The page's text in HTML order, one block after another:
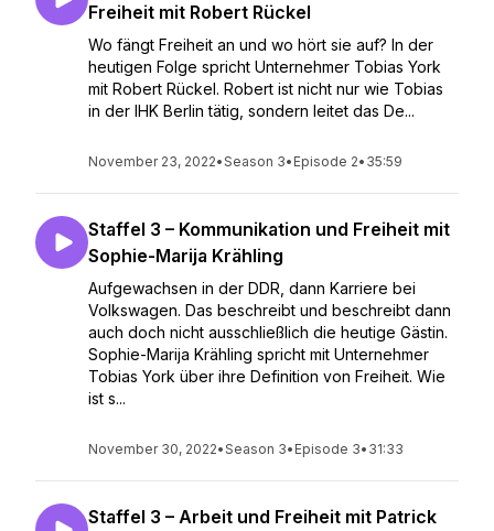
Freiheit mit Robert Rückel
Wo fängt Freiheit an und wo hört sie auf? In der
heutigen Folge spricht Unternehmer Tobias York
mit Robert Rückel. Robert ist nicht nur wie Tobias
in der IHK Berlin tätig, sondern leitet das De...
November 23, 2022•Season 3• Episode 2• 35:59
Staffel 3 – Kommunikation und Freiheit mit
Sophie-Marija Krähling
Aufgewachsen in der DDR, dann Karriere bei
Volkswagen. Das beschreibt und beschreibt dann
auch doch nicht ausschließlich die heutige Gästin.
Sophie-Marija Krähling spricht mit Unternehmer
Tobias York über ihre Definition von Freiheit. Wie
ist s...
November 30, 2022•Season 3• Episode 3• 31:33
Staffel 3 – Arbeit und Freiheit mit Patrick